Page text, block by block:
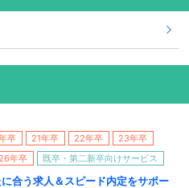
卒 21年卒 22年卒
23年卒
年卒 既卒・第二新卒向けサービス
に合う求人＆スピード内定をサポー